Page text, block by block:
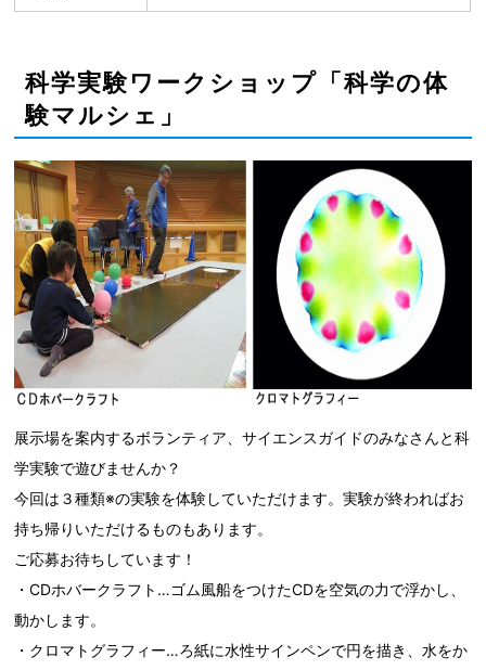
科学実験ワークショップ「科学の体
験マルシェ」
展示場を案内するボランティア、サイエンスガイドのみなさんと科
学実験で遊びませんか？
今回は３種類※の実験を体験していただけます。実験が終わればお
持ち帰りいただけるものもあります。
ご応募お待ちしています！
・CDホバークラフト…ゴム風船をつけたCDを空気の力で浮かし、
動かします。
・クロマトグラフィー…ろ紙に水性サインペンで円を描き、水をか